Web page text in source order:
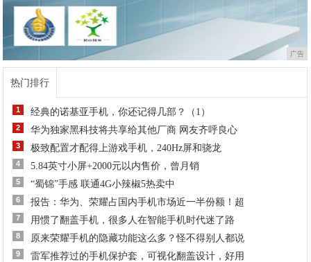
广告
热门排行
1 经典的诺基亚手机，你还记得几部？（1）
2 华为独家黑科技将共享给其他厂商 网友齐呼良心
3 极致配置才配得上游戏手机，240Hz屏和骁龙
4 5.84英寸小屏+2000元以内售价，曾月销
5 “蜀锦”手感 联通4G小辣椒5热卖中
6 报告：华为、荣耀占国内手机市场近一半份额！超
7 用惯了翻盖手机，很多人在智能手机时代迷了路
8 原来荣耀手机的隐藏功能这么多？怪不得别人都说
9 雷军推荐过的手机保护套，可视化翻盖设计，好用